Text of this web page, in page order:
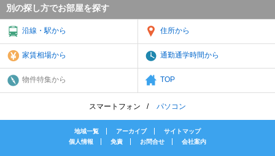
別の探し方でお部屋を探す
沿線・駅から 住所から
家賃相場から 通勤通学時間から
物件特集から TOP
スマートフォン パソコン
地域一覧 アーカイブ
サイトマップ
個人情報
免責 お問合せ 会社案内